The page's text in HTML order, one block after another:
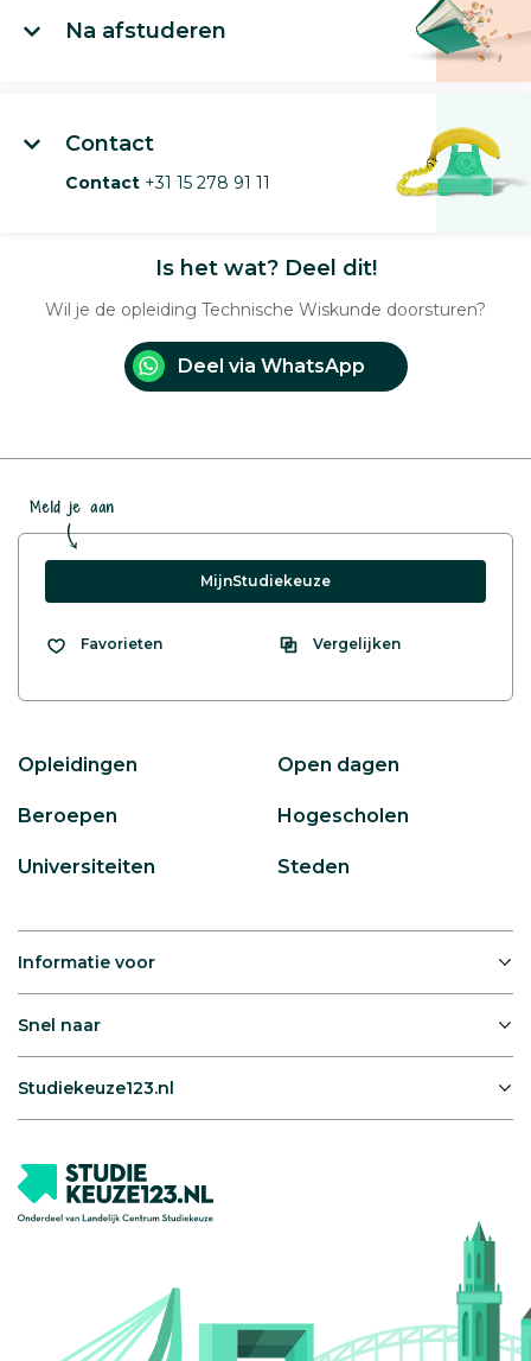
Na afstuderen
Contact
Contact +31 15 278 91 11
Is het wat? Deel dit!
Wil je de opleiding Technische Wiskunde doorsturen?
Deel via WhatsApp
Meld je aan
MijnStudiekeuze
Favorieten Vergelijken
Opleidingen Open dagen
Beroepen Hogescholen
Universiteiten Steden
Informatie voor
Snel naar
Studiekeuze123.nl